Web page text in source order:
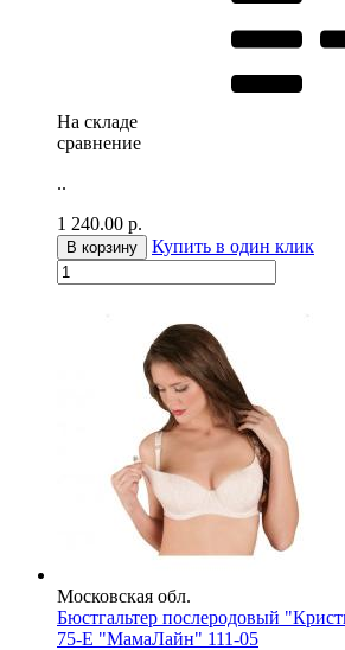
На складе
сравнение
..
1 240.00 р.
В корзину Купить в один клик
Московская обл.
Бюстгальтер послеродовый
75-Е "МамаЛайн" 111-05